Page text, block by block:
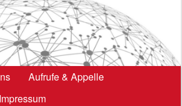
Aufrufe & Appelle
Impressum